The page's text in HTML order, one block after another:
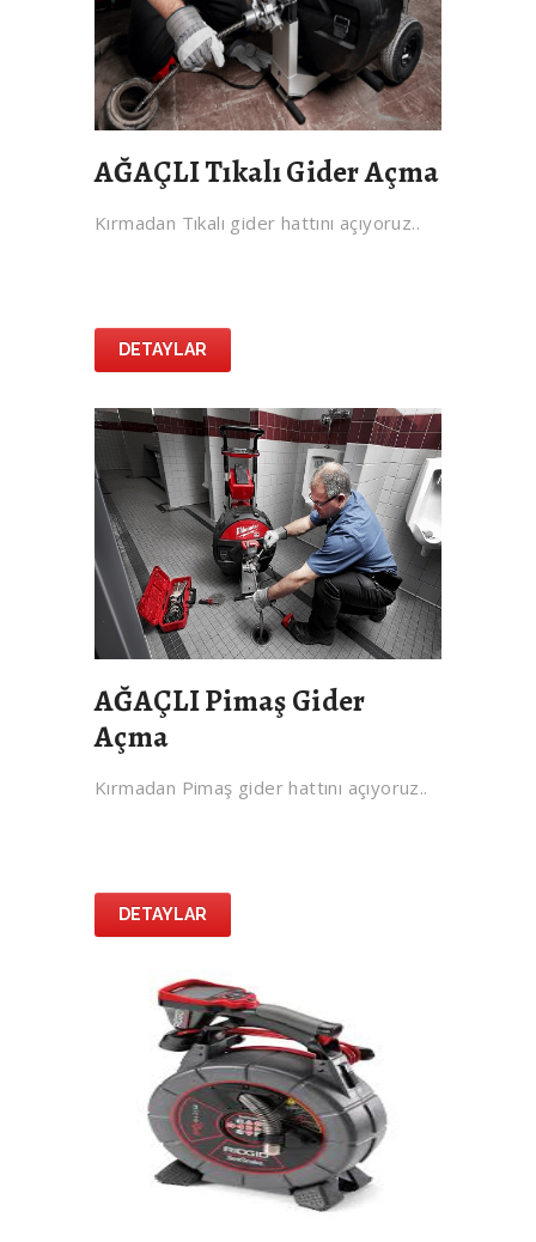
AĞAÇLI Tıkalı Gider Açma
Kırmadan Tıkalı gider hattını açıyoruz..
DETAYLAR
AĞAÇLI Pimaş Gider
Açma
Kırmadan Pimaş gider hattını açıyoruz..
DETAYLAR